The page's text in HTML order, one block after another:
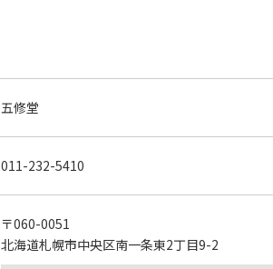
五修堂
011-232-5410
〒060-0051
北海道札幌市中央区南一条東2丁目9-2